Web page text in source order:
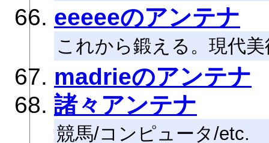
eeeeeのアンテナ
これから鍛える。現代美
madrieのアンテナ
諸々アンテナ
競馬/コンピュータ/etc.